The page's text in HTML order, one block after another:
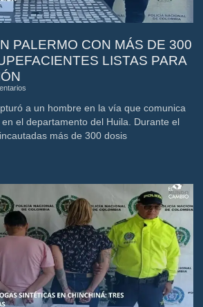
PALERMO CON MÁS DE 300
LISTAS PARA
a un hombre en la vía que comunica
el departamento del Huila. Durante el
más de 300 dosis